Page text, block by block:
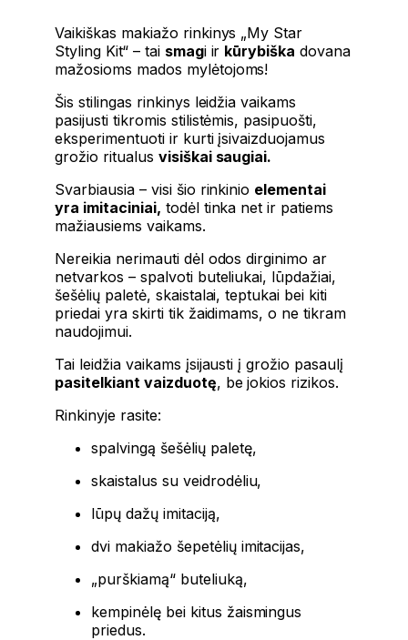
Vaikiškas makiažo rinkinys „My Star
Styling Kit“ – tai smagi ir kūrybiška dovana
mažosioms mados mylėtojoms!
Šis stilingas rinkinys leidžia vaikams
pasijusti tikromis stilistėmis, pasipuošti,
eksperimentuoti ir kurti įsivaizduojamus
grožio ritualus visiškai saugiai.
Svarbiausia – visi šio rinkinio elementai
yra imitaciniai, todėl tinka net ir patiems
mažiausiems vaikams.
Nereikia nerimauti dėl odos dirginimo ar
netvarkos – spalvoti buteliukai, lūpdažiai,
šešėlių paletė, skaistalai, teptukai bei kiti
priedai yra skirti tik žaidimams, o ne tikram
naudojimui.
Tai leidžia vaikams įsijausti į grožio pasaulį
pasitelkiant vaizduotę, be jokios rizikos.
Rinkinyje rasite:
spalvingą šešėlių paletę,
skaistalus su veidrodėliu,
lūpų dažų imitaciją,
dvi makiažo šepetėlių imitacijas,
„purškiamą“ buteliuką,
kempinėlę bei kitus žaismingus
priedus.